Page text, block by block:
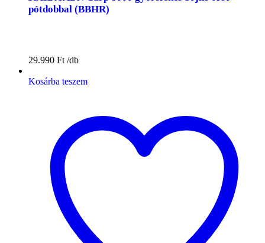
pótdobbal (BBHR)
29.990 Ft
Kosárba teszem